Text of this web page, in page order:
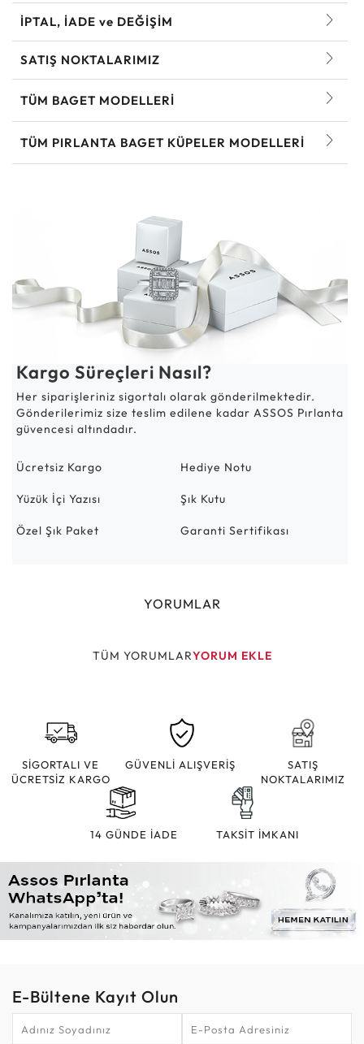
İPTAL, İADE ve DEĞİŞİM
SATIŞ NOKTALARIMIZ
TÜM BAGET MODELLERI
TÜM PIRLANTA BAGET KÜPELER MODELLERI
Kargo Süreçleri Nasıl?
Her siparişleriniz sigortalı olarak gönderilmektedir.
Gönderilerimiz size teslim edilene kadar ASSOS Pırlanta
güvencesi altındadır.
Ücretsiz Kargo Hediye Notu
Yüzük İçi Yazısı Şık Kutu
Özel Şık Paket Garanti Sertifikası
YORUMLAR
TÜM YORUMLARYORUM EKLE
SİGORTALI VE
ÜCRETSİZ KARGO
GÜVENLİ ALIŞVERİŞ
SATIŞ
NOKTALARIMIZ
14 GÜNDE İADE TAKSİT İMKANI
E-Bültene Kayıt Olun